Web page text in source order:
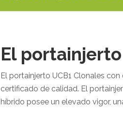
El portainjerto
El portainjerto UCB1 Clonales
certificado de calidad. El
híbrido posee un elevado vigor,